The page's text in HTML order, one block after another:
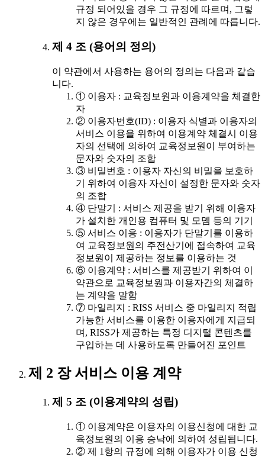
규정 되어있을 경우 그 규정에 따르며, 그렇
지 않은 경우에는 일반적인 관례에 따릅니다.
제 4 조 (용어의 정의)
이 약관에서 사용하는 용어의 정의는 다음과 같습
니다.
① 이용자 : 교육정보원과 이용계약을 체결한
자
② 이용자번호(ID) : 이용자 식별과 이용자의
서비스 이용을 위하여 이용계약 체결시 이용
자의 선택에 의하여 교육정보원이 부여하는
문자와 숫자의 조합
③ 비밀번호 : 이용자 자신의 비밀을 보호하
기 위하여 이용자 자신이 설정한 문자와 숫자
의 조합
④ 단말기 : 서비스 제공을 받기 위해 이용자
가 설치한 개인용 컴퓨터 및 모뎀 등의 기기
⑤ 서비스 이용 : 이용자가 단말기를 이용하
여 교육정보원의 주전산기에 접속하여 교육
정보원이 제공하는 정보를 이용하는 것
⑥ 이용계약 : 서비스를 제공받기 위하여 이
약관으로 교육정보원과 이용자간의 체결하
는 계약을 말함
⑦ 마일리지 : RISS 서비스 중 마일리지 적립
가능한 서비스를 이용한 이용자에게 지급되
며, RISS가 제공하는 특정 디지털 콘텐츠를
구입하는 데 사용하도록 만들어진 포인트
제 2 장 서비스 이용 계약
제 5 조 (이용계약의 성립)
① 이용계약은 이용자의 이용신청에 대한 교
육정보원의 이용 승낙에 의하여 성립됩니다.
② 제 1항의 규정에 의해 이용자가 이용 신청